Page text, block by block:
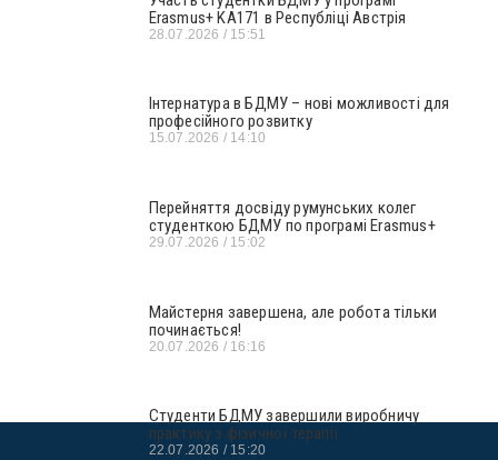
Erasmus+ KA171 в Республіці Австрія
28.07.2026 15:51
Інтернатура в БДМУ – нові можливості для
професійного розвитку
15.07.2026 14:10
Перейняття досвіду румунських колег
студенткою БДМУ по програмі Erasmus+
29.07.2026 15:02
Майстерня завершена, але робота тільки
починається!
20.07.2026 16:16
Студенти БДМУ завершили виробничу
практику з фізичної терапії
22.07.2026 15:20